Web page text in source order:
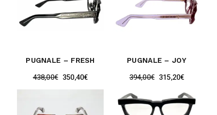
PUGNALE – FRESH
438,00€ 350,40€
PUGNALE – JOY
394,00€ 315,20€